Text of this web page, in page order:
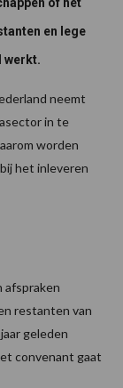
en lege
werkt.
neemt
in te
worden
het inleveren
afspraken
restanten van
geleden
convenant gaat